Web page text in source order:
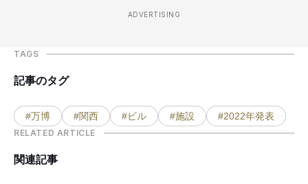
ADVERTISING
TAGS
記事のタグ
#万博 #関西 #ビル #施設 #2022年発表
RELATED ARTICLE
関連記事